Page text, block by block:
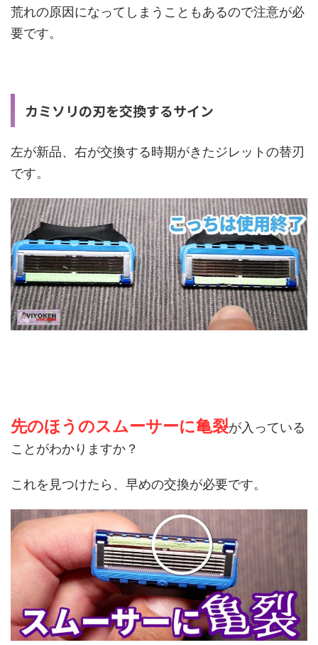
荒れの原因になってしまうこともあるので注意が必
要です。
カミソリの刃を交換するサイン
左が新品、右が交換する時期がきたジレットの替刃
です。
先のほうのスムーサーに亀裂が入っている
ことがわかりますか？
これを見つけたら、早めの交換が必要です。